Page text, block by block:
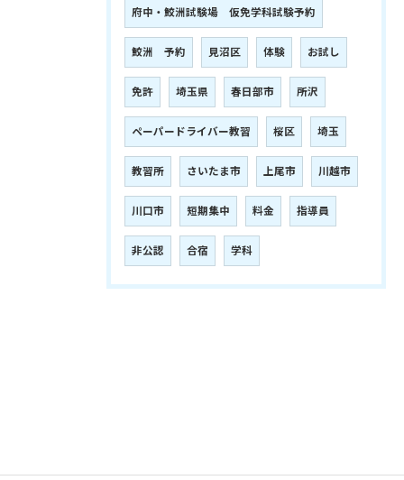
府中・鮫洲試験場 仮免学科試験予約
鮫洲 予約 見沼区 体験 お試し
免許 埼玉県 春日部市 所沢
ペーパードライバー教習 桜区 埼玉
教習所 さいたま市 上尾市 川越市
川口市 短期集中 料金 指導員
非公認 合宿 学科